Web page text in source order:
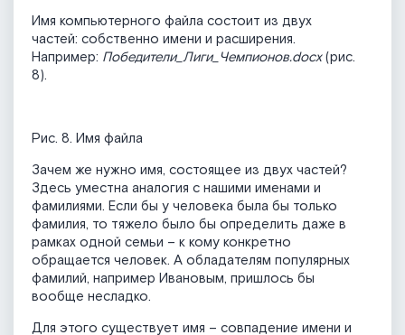
Имя компьютерного файла состоит из двух
частей: собственно имени и расширения.
Например: Победители_Лиги_Чемпионов.docx(рис.
8).
Рис. 8. Имя файла
Зачем же нужно имя, состоящее из двух частей?
Здесь уместна аналогия с нашими именами и
фамилиями. Если бы у человека была бы только
фамилия, то тяжело было бы определить даже в
рамках одной семьи – к кому конкретно
обращается человек. А обладателям популярных
фамилий, например Ивановым, пришлось бы
вообще несладко.
Для этого существует имя – совпадение имени и